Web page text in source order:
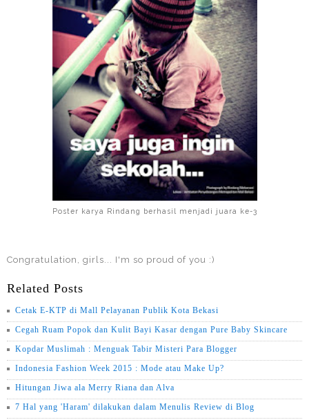
Poster karya Rindang berhasil menjadi juara ke-3
Congratulation, girls... I'm so proud of you :)
Related Posts
Cetak E-KTP di Mall Pelayanan Publik Kota Bekasi
Cegah Ruam Popok dan Kulit Bayi Kasar dengan Pure Baby Skincare
Kopdar Muslimah : Menguak Tabir Misteri Para Blogger
Indonesia Fashion Week 2015 : Mode atau Make Up?
Hitungan Jiwa ala Merry Riana dan Alva
7 Hal yang 'Haram' dilakukan dalam Menulis Review di Blog